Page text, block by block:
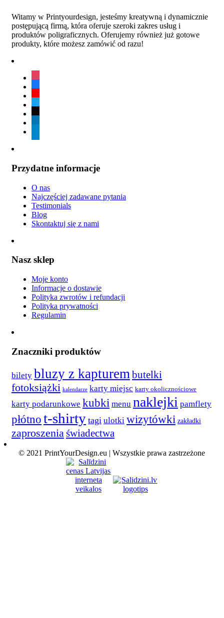
Witamy w Printyourdesign, jesteśmy kreatywną i dynamicznie
postępującą firmą, która oferuje szeroki zakres usług i
produktów poligraficznych. Oferujemy również już gotowe
produkty, które możesz zamówić od razu!
Przydatne informacje
O nas
Najczęściej zadawane pytania
Testimonials
Blog
Skontaktuj się z nami
Nasz sklep
Moje konto
Informacje o dostawie
Polityka zwrotów i refundacji
Polityka prywatności
Regulamin
Znaczniki produktów
bilety bluzy z kapturembutelki
fotoksiążki kalendarze karty miejsc karty okolicznościowe
karty podarunkowe kubki menu naklejki pamflety
płótnot-shirty tagi ulotki wizytówki zakładki
zaproszeniaświadectwa
© 2021 PrintYourDesign.eu | Wszystkie prawa zastrzeżone